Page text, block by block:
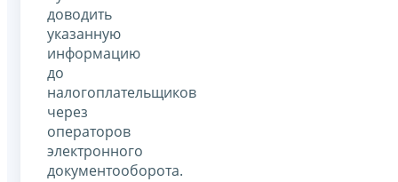
доводить
указанную
информацию
до
налогоплательщиков
через
операторов
электронного
документооборота.